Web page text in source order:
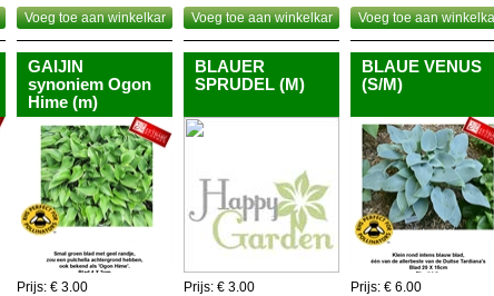
Voeg toe aan winkelkar Voeg toe aan winkelkar Voeg toe aan
GAIJIN
synoniem Ogon
Hime (m)
Prijs: € 3.00
BLAUER
SPRUDEL (M)
Prijs: € 3.00
BLAUE VENUS
(S/M)
Prijs: € 6.00